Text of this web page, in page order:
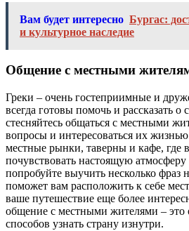
Вам будет интересно Бургас:
и культурное наследие
Общение с местными
Греки – очень гостеприимные и
всегда готовы помочь и рассказать о
стесняйтесь общаться с местными
вопросы и интересоваться их
местные рынки, таверны и кафе, где
почувствовать настоящую
попробуйте выучить несколько фраз
поможет вам расположить к себе
ваше путешествие еще более
общение с местными жителями –
способов узнать страну изнутри.